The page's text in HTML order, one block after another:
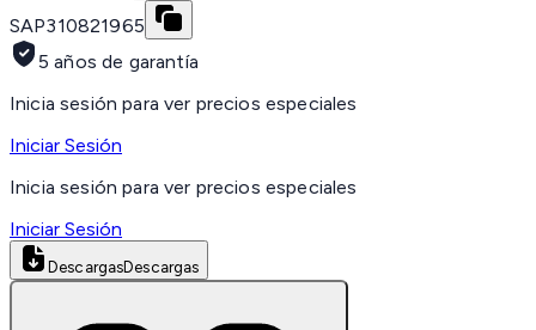
SAP310821965
5 años de garantía
Inicia sesión para ver precios especiales
Iniciar Sesión
Inicia sesión para ver precios especiales
Iniciar Sesión
DescargasDescargas